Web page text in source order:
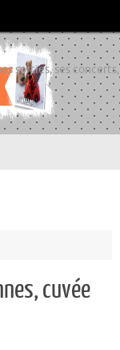
sorties, ses concerts,
cuvée